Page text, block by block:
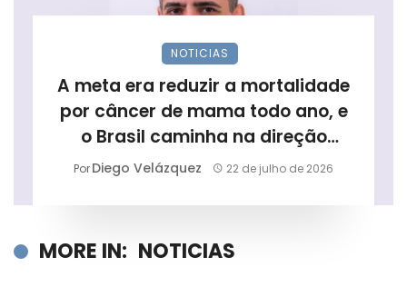
NOTICIAS
A meta era reduzir a mortalidade
por câncer de mama todo ano, e
o Brasil caminha na direção
contrária
PorDiego Velázquez 22 de julho de 2026
MORE IN: NOTICIAS